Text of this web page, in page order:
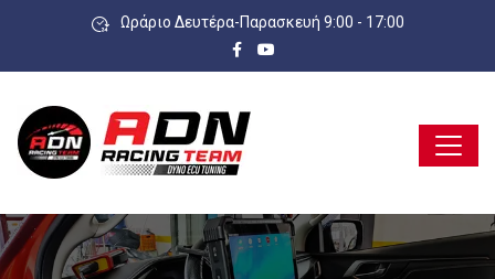
Ωράριο Δευτέρα-Παρασκευή 9:00 - 17:00